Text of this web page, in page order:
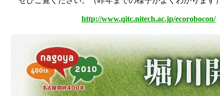
http://www.qitc.nitech.ac.jp/ecorobocon/